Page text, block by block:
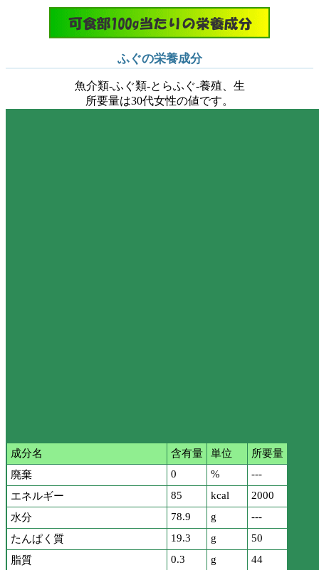
ふぐの栄養成分
魚介類-ふぐ類-とらふぐ-養殖、生
所要量は30代女性の値です。
成分名 含有量 単位
所要量
廃棄
0 %
---
エネルギー
85 kcal
2000
水分
78.9 g
---
たんぱく質
19.3 g
50
脂質
0.3 g
44